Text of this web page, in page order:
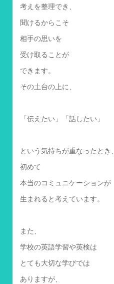
考えを整理でき、
聞けるからこそ
相手の思いを
受け取ることが
できます。
その土台の上に、
「伝えたい」「話したい」
という気持ちが重なったとき、
初めて
本当のコミュニケーションが
生まれると考えています。
また、
学校の英語学習や英検は
とても大切な学びでは
ありますが、